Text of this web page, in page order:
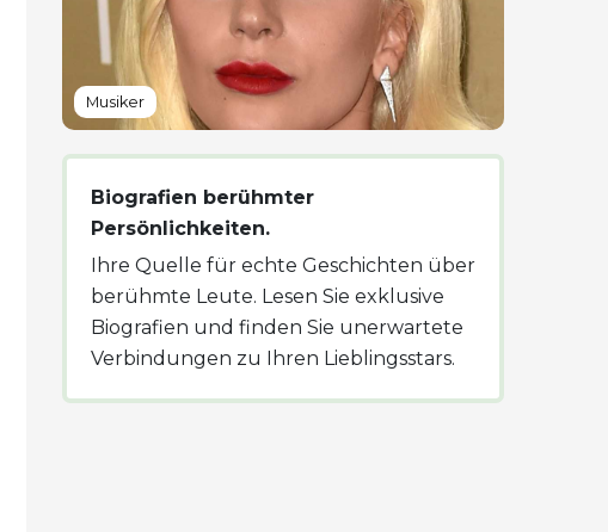
Musiker
Biografien berühmter
Persönlichkeiten.
Ihre Quelle für echte Geschichten über
berühmte Leute. Lesen Sie exklusive
Biografien und finden Sie unerwartete
Verbindungen zu Ihren Lieblingsstars.